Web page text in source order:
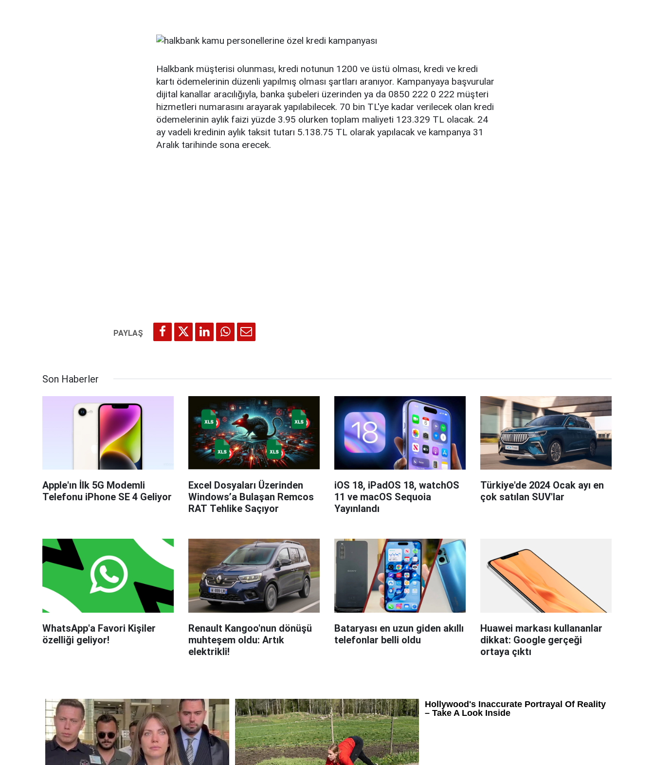
Halkbank müşterisi olunması, kredi notunun 1200 ve üstü olması, kredi ve kredi
kartı ödemelerinin düzenli yapılmış olması şartları aranıyor. Kampanyaya başvurular
dijital kanallar aracılığıyla, banka şubeleri üzerinden ya da 0850 222 0 222 müşteri
hizmetleri numarasını arayarak yapılabilecek. 70 bin TL'ye kadar verilecek olan kredi
ödemelerinin aylık faizi yüzde 3.95 olurken toplam maliyeti 123.329 TL olacak. 24
ay vadeli kredinin aylık taksit tutarı 5.138.75 TL olarak yapılacak ve kampanya 31
Aralık tarihinde sona erecek.
Son Haberler
Apple'ın İlk 5G Modemli
Telefonu iPhone SE 4 Geliyor
Excel Dosyaları Üzerinden
Windows’a Bulaşan Remcos
RAT Tehlike Saçıyor
iOS 18, iPadOS 18, watchOS
11 ve macOS Sequoia
Yayınlandı
Türkiye'de 2024 Ocak ayı en
çok satılan SUV'lar
WhatsApp'a Favori Kişiler
özelliği geliyor!
Renault Kangoo'nun dönüşü
muhteşem oldu: Artık
elektrikli!
Bataryası en uzun giden akıllı
telefonlar belli oldu
Huawei markası kullananlar
dikkat: Google gerçeği
ortaya çıktı